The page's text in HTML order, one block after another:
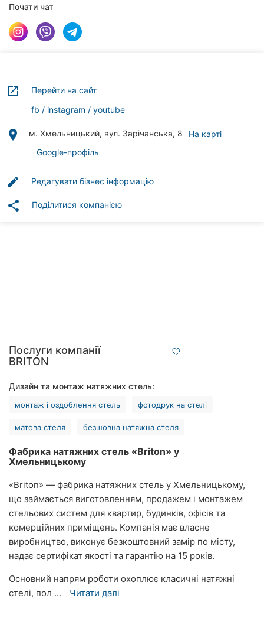
клініки
Ресторани
Всі
міста:
Хмельницький
Вінниця
Київ
Запоріжжя
Дніпро
Львів
Кривий
Ріг
Миколаїв
Херсон
Чернігів
Почати чат
launch
Перейти на сайт
fb
instagram youtube
place м. Хмельницький, вул. Зарічанська, 8
На карті
Google-профіль
edit Редагувати бізнес інформацію
share Поділитися компанією
Послуги компанії
BRITON
Дизайн та монтаж натяжних стель:
монтаж і оздоблення стель фотодрук на стелі
матова стеля безшовна натяжна стеля
Фабрика натяжних стель «Briton» у
Хмельницькому
«Briton» — фабрика натяжних стель у Хмельницькому,
що займається виготовленням, продажем і монтажем
стельових систем для квартир, будинків, офісів та
комерційних приміщень. Компанія має власне
виробництво, виконує безкоштовний замір по місту,
надає сертифікат якості та гарантію на 15 років.
Основний напрям роботи охоплює класичні натяжні
стелі, пол ...
Читати далі